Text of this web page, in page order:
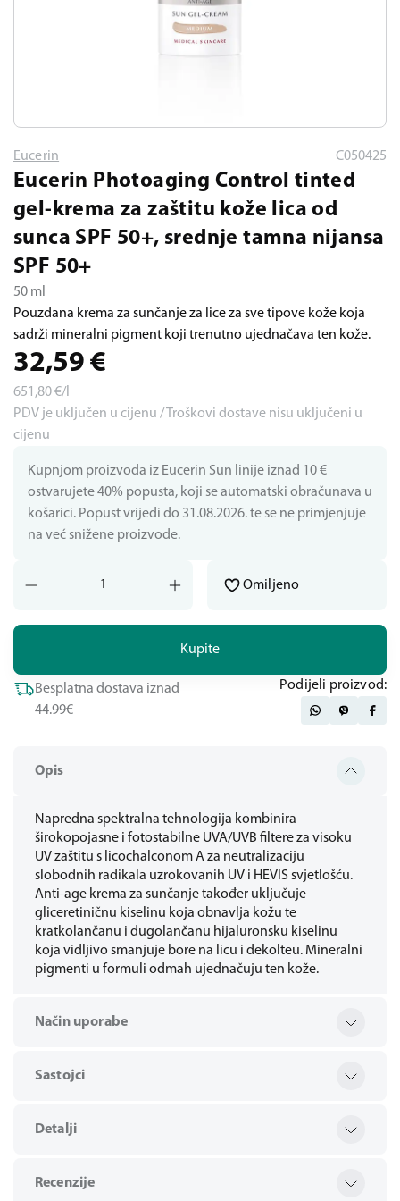
Opis
Napredna spektralna tehnologija kombinira
širokopojasne i fotostabilne UVA/UVB filtere za visoku
UV zaštitu s licochalconom A za neutralizaciju
slobodnih radikala uzrokovanih UV i HEVIS svjetlošću.
Anti-age krema za sunčanje također uključuje
gliceretiničnu kiselinu koja obnavlja kožu te
kratkolančanu i dugolančanu hijaluronsku kiselinu
koja vidljivo smanjuje bore na licu i dekolteu. Mineralni
pigmenti u formuli odmah ujednačuju ten kože.
Način uporabe
Sastojci
Detalji
Recenzije
Eucerin C050425
Eucerin Photoaging Control tinted
gel-krema za zaštitu kože lica od
sunca SPF 50+, srednje tamna nijansa
SPF 50+
50 ml
Pouzdana krema za sunčanje za lice za sve tipove kože koja
sadrži mineralni pigment koji trenutno ujednačava ten kože.
32,59 €
651,80€/l
PDV je uključen u cijenu / Troškovi dostave nisu uključeni u
cijenu
Kupnjom proizvoda iz Eucerin Sun linije iznad 10 €
ostvarujete 40% popusta, koji se automatski obračunava u
košarici. Popust vrijedi do 31.08.2026. te se ne primjenjuje
na već snižene proizvode.
Kupite
Omiljeno
Besplatna dostava iznad
44.99€
Podijeli proizvod: